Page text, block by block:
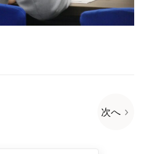
次へ